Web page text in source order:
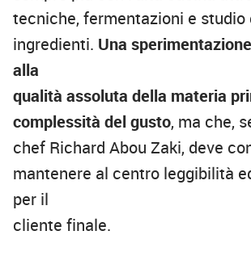
tecniche, fermentazioni e studio
ingredienti. Una
alla
qualità assoluta della materia
complessità del gusto, ma che,
chef Richard Abou Zaki, deve
mantenere al centro leggibilità
per il
cliente finale.